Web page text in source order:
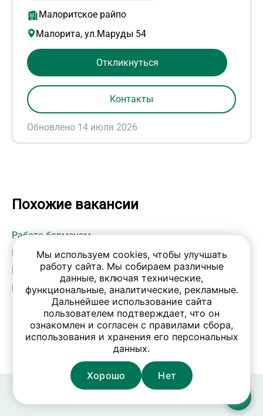
Малоритское райпо
Малорита, ул.Маруды 54
Обновлено 14 июля 2026
Откликнуться
Контакты
Похожие вакансии
Работа барменом
Работа официантом
Работа бариста
Работа на месте работодателя
Мы используем cookies, чтобы улучшать
работу сайта. Мы собираем различные
данные, включая технические,
функциональные, аналитические, рекламные.
Дальнейшее использование сайта
пользователем подтверждает, что он
ознакомлен и согласен с правилами сбора,
использования и хранения его персональных
данных.
Хорошо Нет